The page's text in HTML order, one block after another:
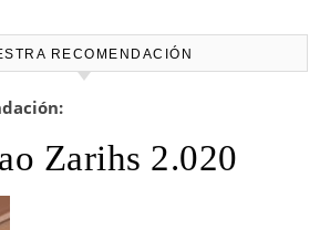
RECOMENDACIÓN
Zarihs 2.020